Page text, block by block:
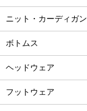
ニット・カーディガン
ボトムス
ヘッドウェア
フットウェア